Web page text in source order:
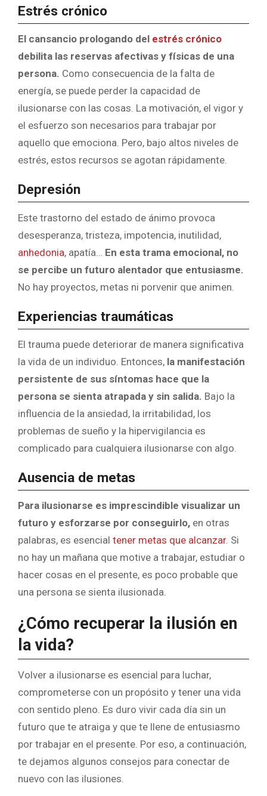
Estrés crónico
El cansancio prologando del estrés crónico
debilita las reservas afectivas y físicas de una
persona. Como consecuencia de la falta de
energía, se puede perder la capacidad de
ilusionarse con las cosas. La motivación, el vigor y
el esfuerzo son necesarios para trabajar por
aquello que emociona. Pero, bajo altos niveles de
estrés, estos recursos se agotan rápidamente.
Depresión
Este trastorno del estado de ánimo provoca
desesperanza, tristeza, impotencia, inutilidad,
anhedonia, apatía… En esta trama emocional, no
se percibe un futuro alentador que entusiasme.
No hay proyectos, metas ni porvenir que animen.
Experiencias traumáticas
El trauma puede deteriorar de manera significativa
la vida de un individuo. Entonces, la manifestación
persistente de sus síntomas hace que la
persona se sienta atrapada y sin salida. Bajo la
influencia de la ansiedad, la irritabilidad, los
problemas de sueño y la hipervigilancia es
complicado para cualquiera ilusionarse con algo.
Ausencia de metas
Para ilusionarse es imprescindible visualizar un
futuro y esforzarse por conseguirlo, en otras
palabras, es esencial tener metas que alcanzar. Si
no hay un mañana que motive a trabajar, estudiar o
hacer cosas en el presente, es poco probable que
una persona se sienta ilusionada.
¿Cómo recuperar la ilusión en
la vida?
Volver a ilusionarse es esencial para luchar,
comprometerse con un propósito y tener una vida
con sentido pleno. Es duro vivir cada día sin un
futuro que te atraiga y que te llene de entusiasmo
por trabajar en el presente. Por eso, a continuación,
te dejamos algunos consejos para conectar de
nuevo con las ilusiones.